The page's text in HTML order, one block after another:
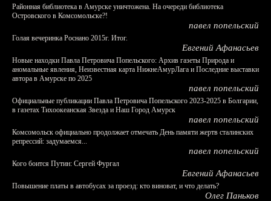
Районная библиотека в Амурске уничтожена. На очереди библиотека
Островского в Комсомольске?!
павел попельский
Голая вечеринка Роснано 2015г. Итог.
Евгений Афанасьев
Новые находки Павла Петровича Попельского: Архив газеты Природа и
аномальные явления, Неизвестная карта НижнеАмурЛага и Последние выставки
автора в Амурске по 2025
павел попельский
Официальные публикации Павла Петровича Попельского 2023-2025 в Болгарии,
в газетах Тихоокеанская Звезда и Наш Город Амурск
павел попельский
Комсомольск официально продолжает отмечать День памяти жертв сталинских
репрессий: задумаемся...
павел попельский
Кого боится Путин: Сергей Фургал
Евгений Афанасьев
Повышение платы в автобусах за проезд: кто виноват, и что делать?
Олег Паньков